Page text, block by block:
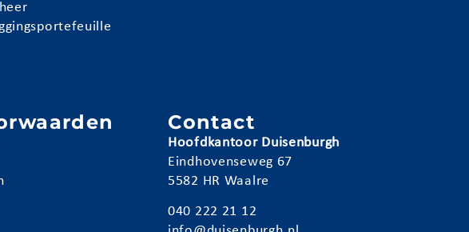
Contact
Hoofdkantoor Duisenburgh
Eindhovenseweg 67
5582 HR Waalre
040 222 21 12